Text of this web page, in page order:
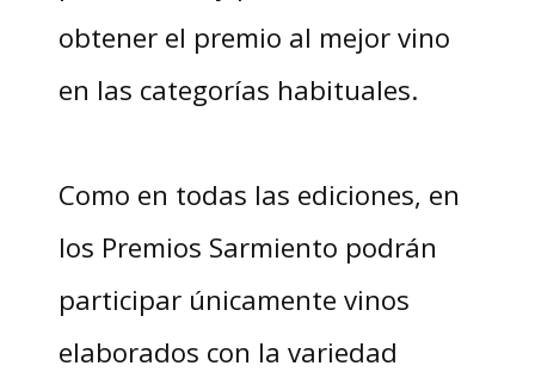
obtener el premio al mejor vino
en las categorías habituales.
Como en todas las ediciones, en
los Premios Sarmiento podrán
participar únicamente vinos
elaborados con la variedad